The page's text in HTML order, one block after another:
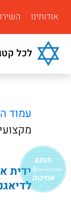
אודותינו
לכל
עמוד